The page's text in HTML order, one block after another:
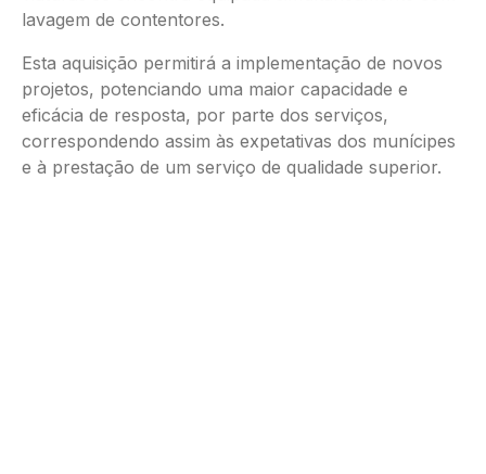
lavagem de contentores.
Esta aquisição permitirá a implementação de novos
projetos, potenciando uma maior capacidade e
eficácia de resposta, por parte dos serviços,
correspondendo assim às expetativas dos munícipes
e à prestação de um serviço de qualidade superior.